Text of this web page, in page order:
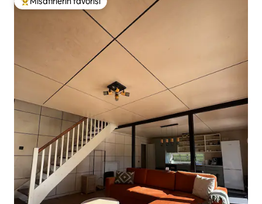
Misafirlerin favorilerinden en beğenilenler arasında